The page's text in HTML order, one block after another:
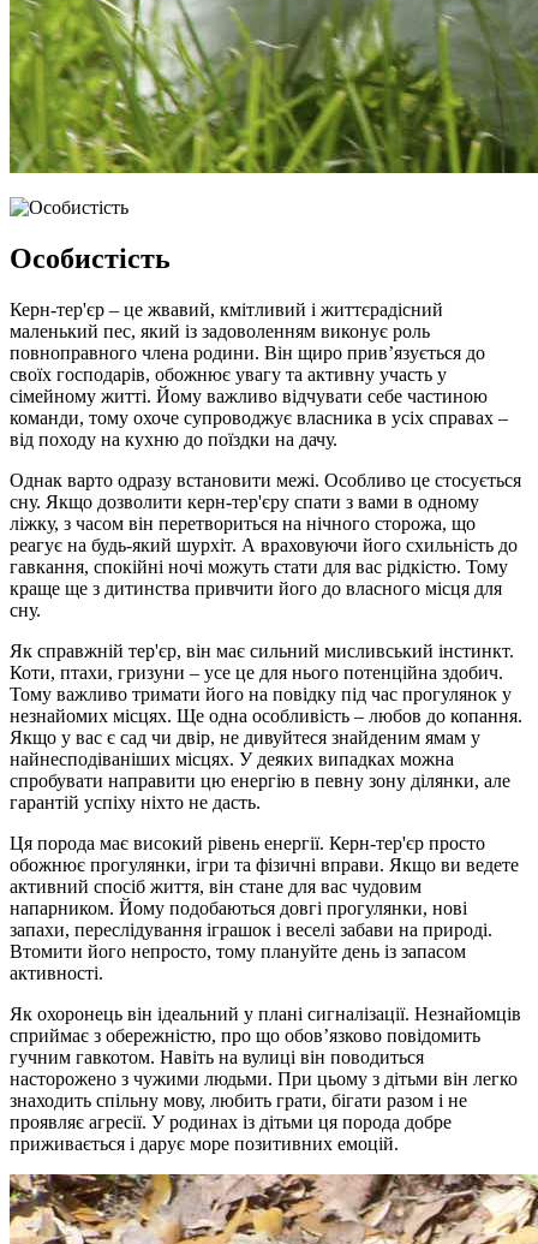
Особистість
Керн-тер'єр – це жвавий, кмітливий і життєрадісний
маленький пес, який із задоволенням виконує роль
повноправного члена родини. Він щиро прив’язується до
своїх господарів, обожнює увагу та активну участь у
сімейному житті. Йому важливо відчувати себе частиною
команди, тому охоче супроводжує власника в усіх справах –
від походу на кухню до поїздки на дачу.
Однак варто одразу встановити межі. Особливо це стосується
сну. Якщо дозволити керн-тер'єру спати з вами в одному
ліжку, з часом він перетвориться на нічного сторожа, що
реагує на будь-який шурхіт. А враховуючи його схильність до
гавкання, спокійні ночі можуть стати для вас рідкістю. Тому
краще ще з дитинства привчити його до власного місця для
сну.
Як справжній тер'єр, він має сильний мисливський інстинкт.
Коти, птахи, гризуни – усе це для нього потенційна здобич.
Тому важливо тримати його на повідку під час прогулянок у
незнайомих місцях. Ще одна особливість – любов до копання.
Якщо у вас є сад чи двір, не дивуйтеся знайденим ямам у
найнесподіваніших місцях. У деяких випадках можна
спробувати направити цю енергію в певну зону ділянки, але
гарантій успіху ніхто не дасть.
Ця порода має високий рівень енергії. Керн-тер'єр просто
обожнює прогулянки, ігри та фізичні вправи. Якщо ви ведете
активний спосіб життя, він стане для вас чудовим
напарником. Йому подобаються довгі прогулянки, нові
запахи, переслідування іграшок і веселі забави на природі.
Втомити його непросто, тому плануйте день із запасом
активності.
Як охоронець він ідеальний у плані сигналізації. Незнайомців
сприймає з обережністю, про що обов’язково повідомить
гучним гавкотом. Навіть на вулиці він поводиться
насторожено з чужими людьми. При цьому з дітьми він легко
знаходить спільну мову, любить грати, бігати разом і не
проявляє агресії. У родинах із дітьми ця порода добре
приживається і дарує море позитивних емоцій.